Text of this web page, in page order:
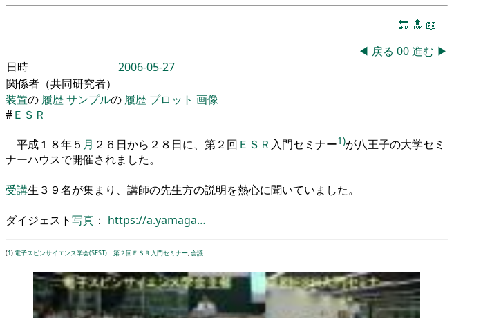
🔚 🔝 📖
◀ 戻る 00進む ▶
日時
2006-05-27
関係者（共同研究者）
装置の 履歴サンプルの 履歴 プロット 画像
#ＥＳＲ
平成１８年５ 月 ２６ 日から ２８ 日に、 第２ 回 ＥＳＲ 入門セミナー1)が八王子の大学セミ
ナーハウスで開催されました。
受講生 ３９名が集まり 、 講師の先生方の説明を熱心に聞いていました。
ダイジェスト写真 ： https://a.yamaga…
(1) 電子スピンサイエンス学会(SEST) 第２回ＥＳＲ入門セミナー,会議.